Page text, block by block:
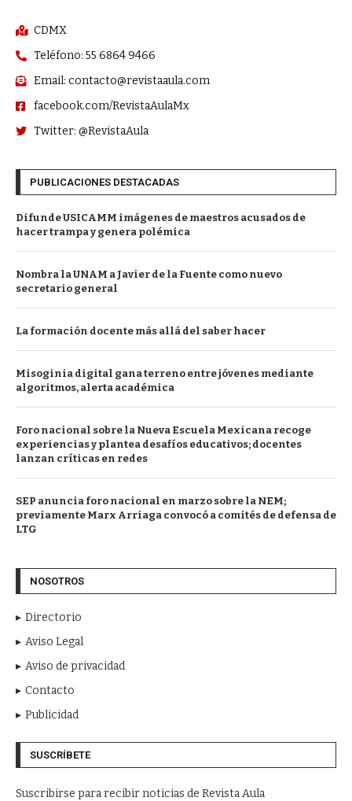
CDMX
Teléfono: 55 6864 9466
Email: contacto@revistaaula.com
facebook.com/RevistaAulaMx
Twitter: @RevistaAula
PUBLICACIONES DESTACADAS
Difunde USICAMM imágenes de maestros acusados de
hacer trampa y genera polémica
Nombra la UNAM a Javier de la Fuente como nuevo
secretario general
La formación docente más allá del saber hacer
Misoginia digital gana terreno entre jóvenes mediante
algoritmos, alerta académica
Foro nacional sobre la Nueva Escuela Mexicana recoge
experiencias y plantea desafíos educativos; docentes
lanzan críticas en redes
SEP anuncia foro nacional en marzo sobre la NEM;
previamente Marx Arriaga convocó a comités de defensa de
LTG
NOSOTROS
Directorio
Aviso Legal
Aviso de privacidad
Contacto
Publicidad
SUSCRÍBETE
Suscribirse para recibir noticias de Revista Aula